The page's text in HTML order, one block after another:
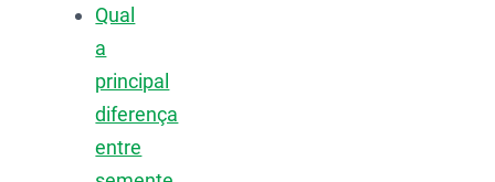
Qual
a
principal
diferença
entre